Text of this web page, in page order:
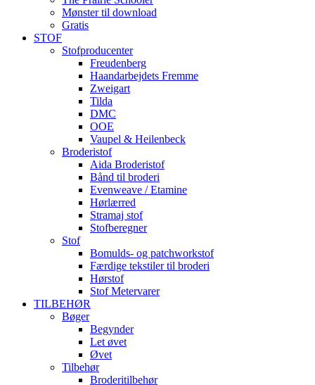
Mønster til download
Gratis
STOF
Stofproducenter
Freudenberg
Haandarbejdets Fremme
Zweigart
Tilda
DMC
OOE
Vaupel & Heilenbeck
Broderistof
Aida Broderistof
Bånd til broderi
Evenweave / Etamine
Hørlærred
Stramaj stof
Stofberegner
Stof
Bomulds- og patchworkstof
Færdige tekstiler til broderi
Hørstof
Stof Metervarer
TILBEHØR
Bøger
Begynder
Let øvet
Øvet
Tilbehør
Broderitilbehør